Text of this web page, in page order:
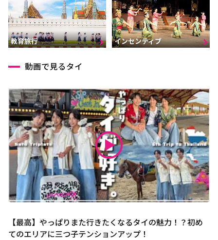
教育旅行 インセンティブ
動画で見るタイ
【最高】やっぱりまた行きたくなるタイの魅力！？初め
てのエリアに三つ子テンションアップ！